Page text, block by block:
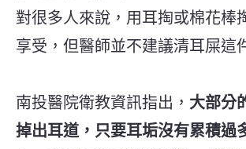
對很多人來說，用耳掏或棉花棒
享受，但醫師並不建議清耳屎這
南投醫院衛教資訊指出， 大部分
掉出耳道，只要耳垢沒有累積過